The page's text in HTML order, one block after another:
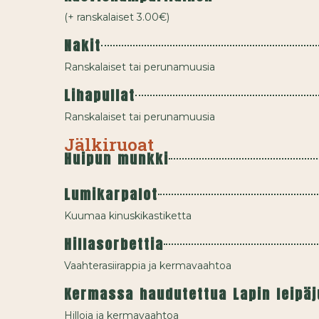
(+ ranskalaiset 3.00€)
Nakit
Ranskalaiset tai perunamuusia
Lihapullat
Ranskalaiset tai perunamuusia
Jälkiruoat
Huipun munkki
Lumikarpalot
Kuumaa kinuskikastiketta
Hillasorbettia
Vaahterasiirappia ja kermavaahtoa
Kermassa haudutettua Lapin
Hilloja ja kermavaahtoa